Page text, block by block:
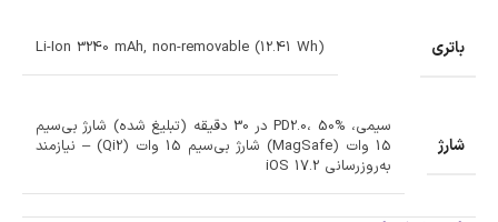
باتری Li-Ion 3240 mAh, non-removable (12.41 Wh)
شارژ
سیمی، PD2.0، 50% در 30 دقیقه (تبلیغ شده) شارژ بی‌سیم
15 وات (MagSafe) شارژ بی‌سیم 15 وات (Qi2) – نیازمند
به‌روزرسانی iOS 17.2